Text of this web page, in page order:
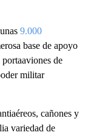
9.000
base de apoyo
de
militar
cañones y
variedad de